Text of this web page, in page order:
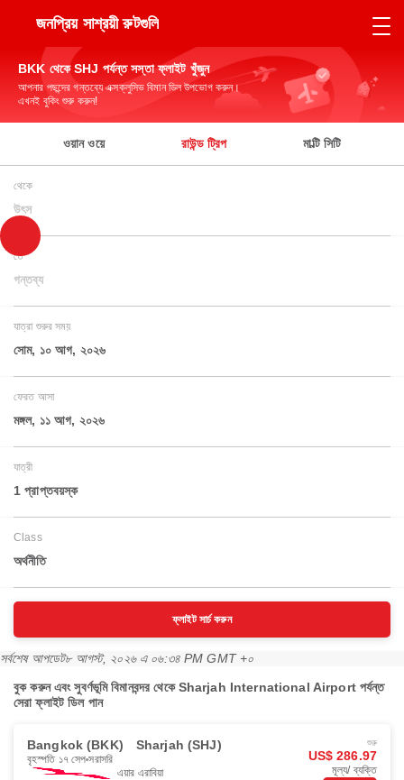
জনপ্রিয় সাশ্রয়ী রুটগুলি
BKK থেকে SHJ পর্যন্ত সস্তা ফ্লাইট খুঁজুন
আপনার পছন্দের গন্তব্যে এক্সক্লুসিভ বিমান ডিল উপভোগ করুন।
এখনই বুকিং শুরু করুন!
ওয়ান ওয়ে রাউন্ড ট্রিপ মাল্টি সিটি
থেকে
উৎস
তে
গন্তব্য
যাত্রা শুরুর সময়
সোম, ১০ আগ, ২০২৬
ফেরত আসা
মঙ্গল, ১১ আগ, ২০২৬
যাত্রী
1 প্রাপ্তবয়স্ক
Class
অর্থনীতি
ফ্লাইট সার্চ করুন
সর্বশেষ আপডেট৮ আগস্ট, ২০২৬ এ ০৬:৩৪ PM GMT +০
বুক করুন এবং সুবর্ণভূমি বিমানবন্দর থেকে Sharjah International Airport পর্যন্ত
সেরা ফ্লাইট ডিল পান
Bangkok (BKK) Sharjah (SHJ)
বৃহস্পতি ১৭ সেপ সরাসরি
এয়ার এরাবিয়া
শুরু
US$ 286.97
মূল্য/ ব্যক্তি